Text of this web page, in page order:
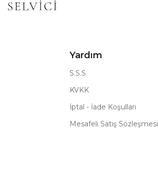
Yardım
S.S.S
KVKK
İptal - İade Koşulları
Mesafeli Satış Sözleşmesi